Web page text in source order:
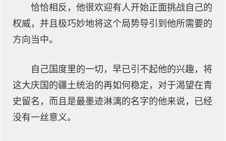
恰恰相反，他很欢迎有人开始正面挑战自己的
权威，并且极巧妙地将这个局势导引到他所需要的
方向当中。
自己国度里的一切，早已引不起他的兴趣，将
这大庆国的疆土统治的再如何稳定，对于渴望在青
史留名，而且是最墨迹淋漓的名字的他来说，已经
没有一丝意义。